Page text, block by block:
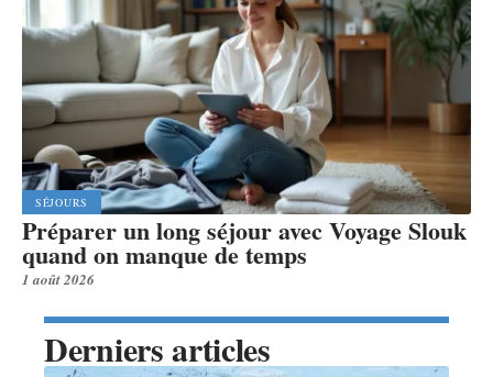
SÉJOURS
Préparer un long séjour avec Voyage Slouk
quand on manque de temps
1 août 2026
Derniers articles